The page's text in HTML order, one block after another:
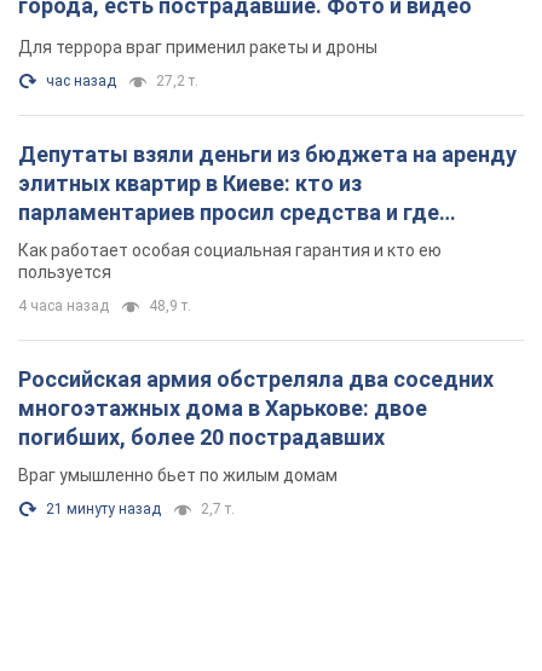
города, есть пострадавшие. Фото и видео
Для террора враг применил ракеты и дроны
час назад 27,2 т.
Депутаты взяли деньги из бюджета на аренду
элитных квартир в Киеве: кто из
парламентариев просил средства и где
поселился
Как работает особая социальная гарантия и кто ею
пользуется
4 часа назад 48,9 т.
Российская армия обстреляла два соседних
многоэтажных дома в Харькове: двое
погибших, более 20 пострадавших
Враг умышленно бьет по жилым домам
21 минуту назад 2,7 т.